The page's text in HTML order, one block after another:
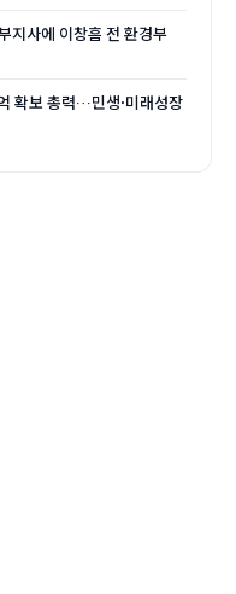
지사에 이창흠 전 환경부
확보 총력…민생·미래성장